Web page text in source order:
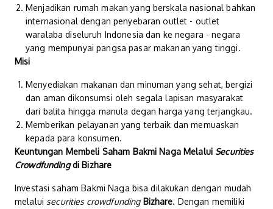
Menjadikan rumah makan yang berskala nasional bahkan
internasional dengan penyebaran outlet - outlet
waralaba diseluruh Indonesia dan ke negara - negara
yang mempunyai pangsa pasar makanan yang tinggi.
Misi
Menyediakan makanan dan minuman yang sehat, bergizi
dan aman dikonsumsi oleh segala lapisan masyarakat
dari balita hingga manula degan harga yang terjangkau.
Memberikan pelayanan yang terbaik dan memuaskan
kepada para konsumen.
Keuntungan Membeli Saham Bakmi Naga Melalui Securities
Crowdfundingdi Bizhare
Investasi saham Bakmi Naga bisa dilakukan dengan mudah
melalui securities crowdfunding Bizhare. Dengan memiliki